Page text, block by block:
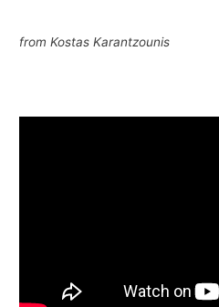
from Kostas Karantzounis